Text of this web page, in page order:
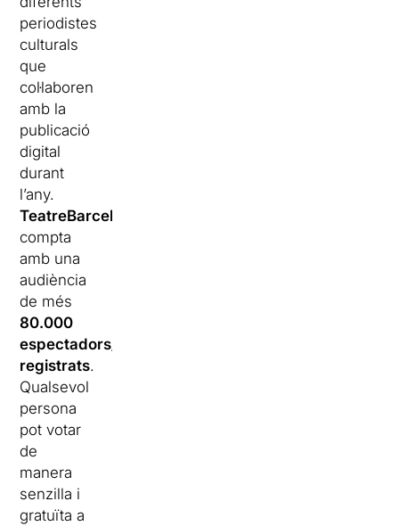
periodistes
culturals
que
col·laboren
amb la
publicació
digital
durant
l’any.
TeatreBarcelona.com
compta
amb una
audiència
de més
80.000
espectadors/es
registrats.
Qualsevol
persona
pot votar
de
manera
senzilla i
gratuïta a